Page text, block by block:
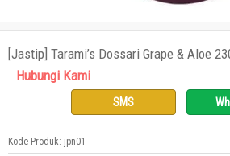
[Jastip] Tarami’s Dossari Grape & Aloe
Hubungi Kami
SMS
Kode Produk: jpn01